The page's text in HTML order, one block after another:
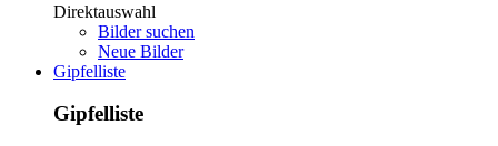
Direktauswahl
Bilder suchen
Neue Bilder
Gipfelliste
Gipfelliste